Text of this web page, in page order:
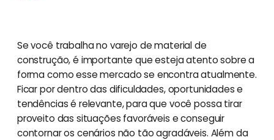
Se você trabalha no varejo de material de
construção, é importante que esteja atento sobre a
forma como esse mercado se encontra atualmente.
Ficar por dentro das dificuldades, oportunidades e
tendências é relevante, para que você possa tirar
proveito das situações favoráveis e conseguir
contornar os cenários não tão agradáveis. Além da